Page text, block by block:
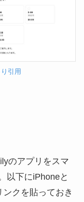
引用
のアプリをスマ
以下にiPhoneと
クを貼っておき